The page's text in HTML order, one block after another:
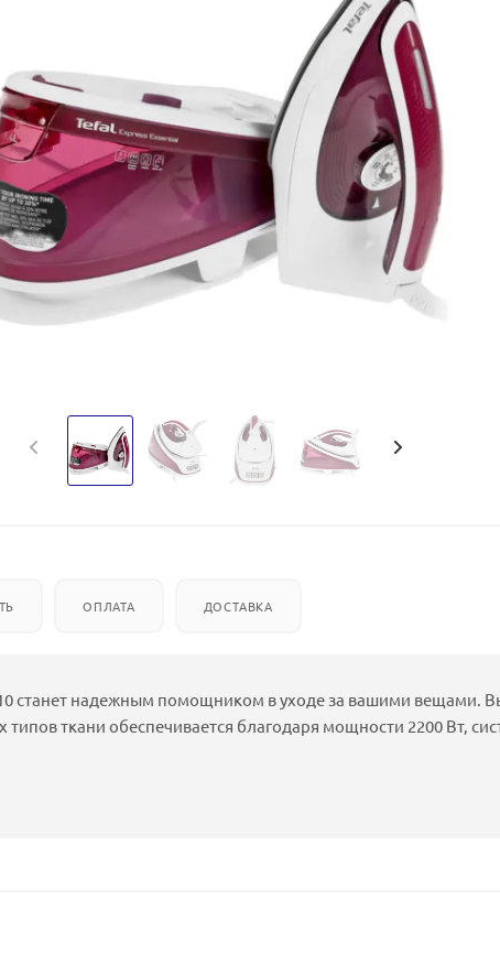
ОПЛАТА ДОСТАВКА
станет надежным помощником в уходе за вашими вещами.
типов ткани обеспечивается благодаря мощности 2200 Вт,